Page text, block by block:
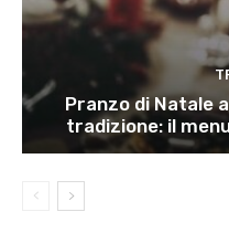
Pranzo di Natale
tradizione: il